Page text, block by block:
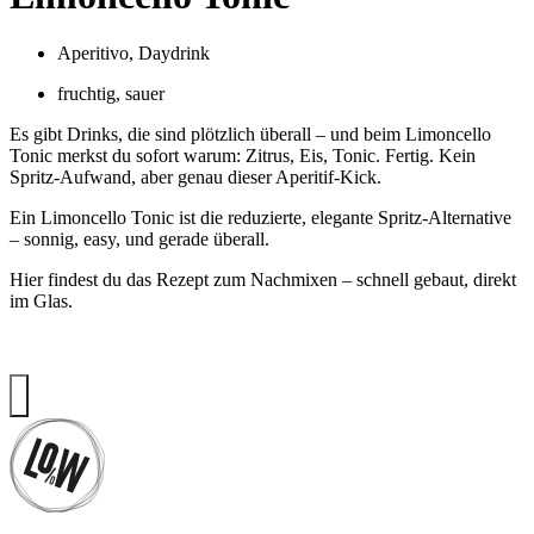
Aperitivo, Daydrink
fruchtig, sauer
Es gibt Drinks, die sind plötzlich überall – und beim Limoncello
Tonic merkst du sofort warum: Zitrus, Eis, Tonic. Fertig. Kein
Spritz-Aufwand, aber genau dieser Aperitif-Kick.
Ein Limoncello Tonic ist die reduzierte, elegante Spritz-Alternative
– sonnig, easy, und gerade überall.
Hier findest du das Rezept zum Nachmixen – schnell gebaut, direkt
im Glas.